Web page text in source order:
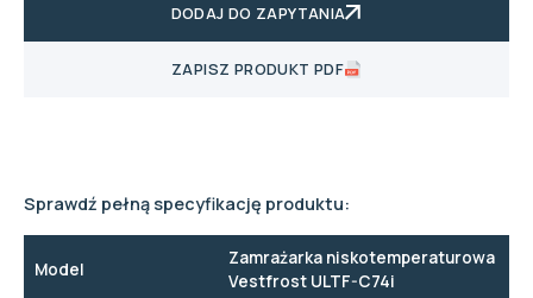
DODAJ DO ZAPYTANIA
ZAPISZ PRODUKT PDF
Sprawdź pełną specyfikację produktu:
Model
Zamrażarka niskotemperaturowa
Vestfrost ULTF-C74i